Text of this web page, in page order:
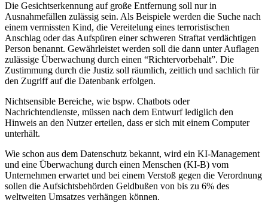
Die Gesichtserkennung auf große Entfernung soll nur in
Ausnahmefällen zulässig sein. Als Beispiele werden die Suche nach
einem vermissten Kind, die Vereitelung eines terroristischen
Anschlag oder das Aufspüren einer schweren Straftat verdächtigen
Person benannt. Gewährleistet werden soll die dann unter Auflagen
zulässige Überwachung durch einen “Richtervorbehalt”. Die
Zustimmung durch die Justiz soll räumlich, zeitlich und sachlich für
den Zugriff auf die Datenbank erfolgen.
Nichtsensible Bereiche, wie bspw. Chatbots oder
Nachrichtendienste, müssen nach dem Entwurf lediglich den
Hinweis an den Nutzer erteilen, dass er sich mit einem Computer
unterhält.
Wie schon aus dem Datenschutz bekannt, wird ein KI-Management
und eine Überwachung durch einen Menschen (KI-B) vom
Unternehmen erwartet und bei einem Verstoß gegen die Verordnung
sollen die Aufsichtsbehörden Geldbußen von bis zu 6% des
weltweiten Umsatzes verhängen können.